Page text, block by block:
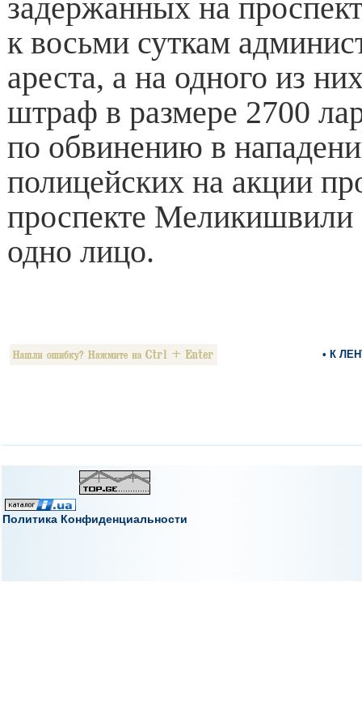
задержанных на
к восьми суткам
ареста, а на одного из
штраф в размере 2700
по обвинению в
полицейских на акции
проспекте
одно лицо.
• К
Политика Конфиденциальности